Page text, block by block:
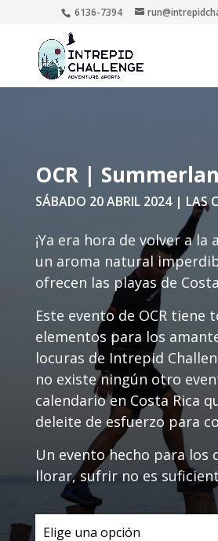
6136-7394
OCR |
SÁBADO 20 ABRIL 2024 | LAS
¡Ya era hora de volver a la
un aroma natural
ofrecen las playas de
Este evento de OCR tiene
elementos para los
locuras de Intrepid
no existe ningún otro
calendario en Costa Rica
deleite de esfuerzo para
Un evento hecho para los
llorar, sufrir no es